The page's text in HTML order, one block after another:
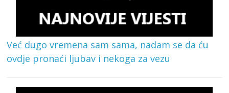
Već dugo vremena sam sama, nadam se da ću
ovdje pronaći ljubav i nekoga za vezu